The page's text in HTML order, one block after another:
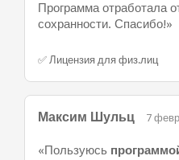
Программа отработала
сохранности. Спасибо!»
✅ Лицензия для физ.лиц
Максим Шульц 7
«Пользуюсь